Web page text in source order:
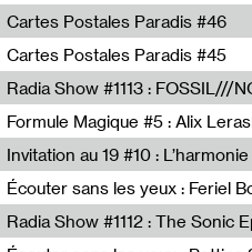
Raymond Engramer
Cartes Postales Paradis #46
Sarah Banville
Cartes Postales Paradis #45
Mateo Cuin
Wave Farm
Formule Magique #5 : Alix
Nathalie Lacroix
Invitation au 19 #10 :
19, CRAC
Écouter sans les yeux : Feriel
Feriel Boushaki